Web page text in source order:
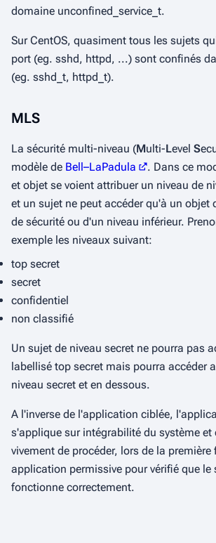
domaine unconfined_service_t.
Sur CentOS, quasiment tous les sujets
port (eg. sshd, httpd, ...) sont confinés
(eg. sshd_t, httpd_t).
MLS
La sécurité multi-niveau (Multi-Level S
modèle de Bell–LaPadula
. Dans ce
et objet se voient attribuer un niveau de
et un sujet ne peut accéder qu'à un objet
de sécurité ou d'un niveau inférieur.
exemple les niveaux suivant:
top secret
secret
confidentiel
non classifié
Un sujet de niveau secret ne pourra pas
labellisé top secret mais pourra accéder
niveau secret et en dessous.
A l'inverse de l'application ciblée,
s'applique sur intégrabilité du système et
vivement de procéder, lors de la première
application permissive pour vérifié que le
fonctionne correctement.